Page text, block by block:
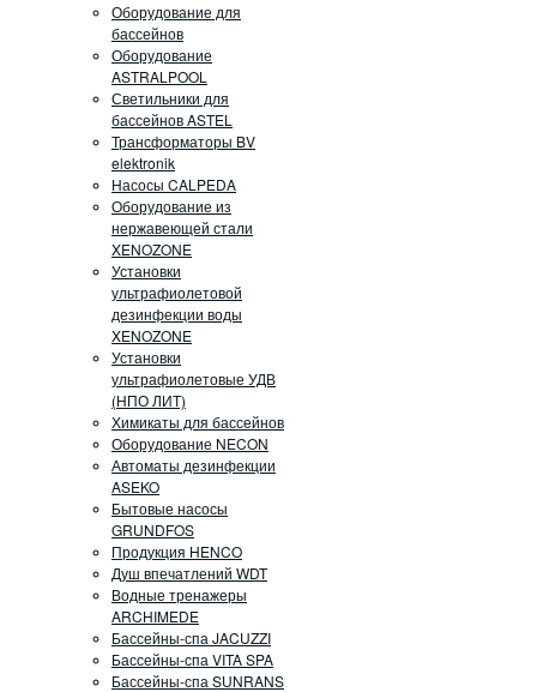
Оборудование для
бассейнов
Оборудование
ASTRALPOOL
Светильники для
бассейнов ASTEL
Трансформаторы BV
elektronik
Насосы CALPEDA
Оборудование из
нержавеющей стали
XENOZONE
Установки
ультрафиолетовой
дезинфекции воды
XENOZONE
Установки
ультрафиолетовые УДВ
(НПО ЛИТ)
Химикаты для бассейнов
Оборудование NECON
Автоматы дезинфекции
ASEKO
Бытовые насосы
GRUNDFOS
Продукция HENCO
Душ впечатлений WDT
Водные тренажеры
ARCHIMEDE
Бассейны-спа JACUZZI
Бассейны-спа VITA SPA
Бассейны-спа SUNRANS